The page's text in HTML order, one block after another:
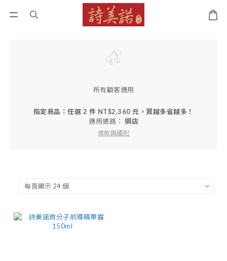
所有顧客適用
指定商品：任選 2 件 NT$2,360 元，買越多省越多！
適用通路： 網店
條款與細則